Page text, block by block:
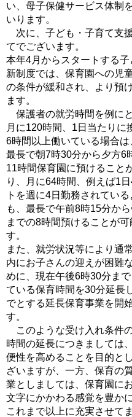
い、母子保健サービス体制
いります。
次に、子ども・子育て支
てでございます。
本年4月からスタートする子
新制度では、保育園への児
の条件が緩和され、より預
ます。
保護者の就労時間を例にと
月に120時間、1日当たりに
6時間以上働いている場合
最長で朝7時30分から夕方6
11時間保育園に預けること
り、月に64時間、例えば1
トを週に4日勤務されてい
も、最長で午前8時15分か
までの8時間預けることが可
す。
また、就労状況等により通
内にお子さんの迎えが困難
めに、現在午後6時30分ま
ている保育時間を30分延長
でとする延長保育事業を開
す。
このような受け入れ条件
時間の延長につきましては
便性を高めることを目的と
ざいますが、一方、保育の
業としましては、保育園に
文字にかかわる感覚を豊か
これまで以上に充実させて